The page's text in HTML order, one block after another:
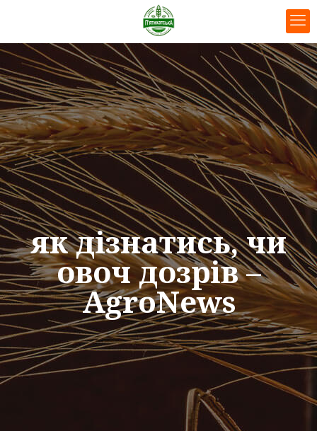
як дізнатись, чи
овоч дозрів –
AgroNews